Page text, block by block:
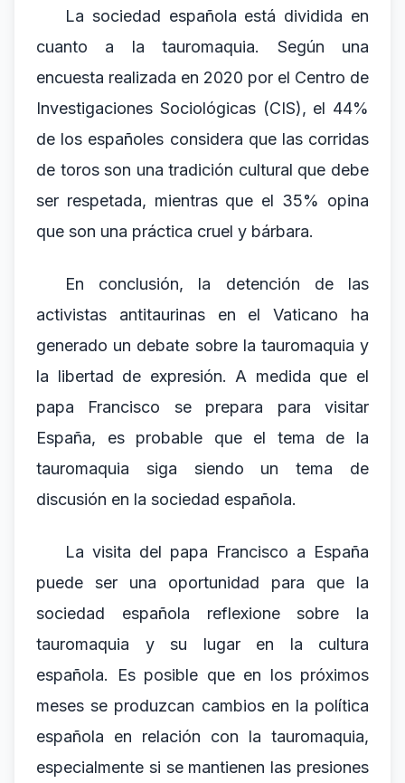
La sociedad española está dividida en
cuanto a la tauromaquia. Según una
encuesta realizada en 2020 por el Centro de
Investigaciones Sociológicas (CIS), el 44%
de los españoles considera que las corridas
de toros son una tradición cultural que debe
ser respetada, mientras que el 35% opina
que son una práctica cruel y bárbara.
En conclusión, la detención de las
activistas antitaurinas en el Vaticano ha
generado un debate sobre la tauromaquia y
la libertad de expresión. A medida que el
papa Francisco se prepara para visitar
España, es probable que el tema de la
tauromaquia siga siendo un tema de
discusión en la sociedad española.
La visita del papa Francisco a España
puede ser una oportunidad para que la
sociedad española reflexione sobre la
tauromaquia y su lugar en la cultura
española. Es posible que en los próximos
meses se produzcan cambios en la política
española en relación con la tauromaquia,
especialmente si se mantienen las presiones